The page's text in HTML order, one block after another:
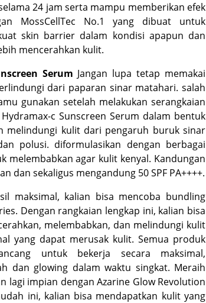
24 jam serta mampu memberikan efek
MossCellTec No.1
yang dibuat untuk
skin barrier dalam kondisi apapun dan
mencerahkan kulit.
Serum Jangan lupa tetap memakai
dari paparan sinar matahari. salah
gunakan setelah melakukan serangkaian
c Sunscreen Serum dalam bentuk
melindungi kulit dari pengaruh buruk sinar
polusi. diformulasikan dengan berbagai
melembabkan agar kulit kenyal. Kandungan
dan sekaligus mengandung 50 SPF PA++++.
maksimal, kalian bisa mencoba bundling
Dengan rangkaian lengkap ini, kalian bisa
melembabkan, dan melindungi kulit
yang dapat merusak kulit. Semua produk
untuk bekerja secara maksimal,
dan glowing dalam waktu singkat. Meraih
lagi impian dengan Azarine Glow Revolution
ini, kalian bisa mendapatkan kulit yang